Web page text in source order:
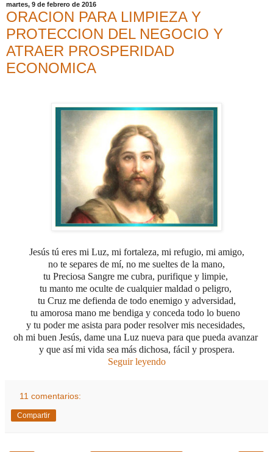
martes, 9 de febrero de 2016
ORACION PARA LIMPIEZA Y
PROTECCION DEL NEGOCIO Y
ATRAER PROSPERIDAD
ECONOMICA
Jesús tú eres mi Luz, mi fortaleza, mi refugio, mi amigo,
no te separes de mí, no me sueltes de la mano,
tu Preciosa Sangre me cubra, purifique y limpie,
tu manto me oculte de cualquier maldad o peligro,
tu Cruz me defienda de todo enemigo y adversidad,
tu amorosa mano me bendiga y conceda todo lo bueno
y tu poder me asista para poder resolver mis necesidades,
oh mi buen Jesús, dame una Luz nueva para que pueda avanzar
y que así mi vida sea más dichosa, fácil y prospera.
Seguir leyendo
11 comentarios:
Compartir